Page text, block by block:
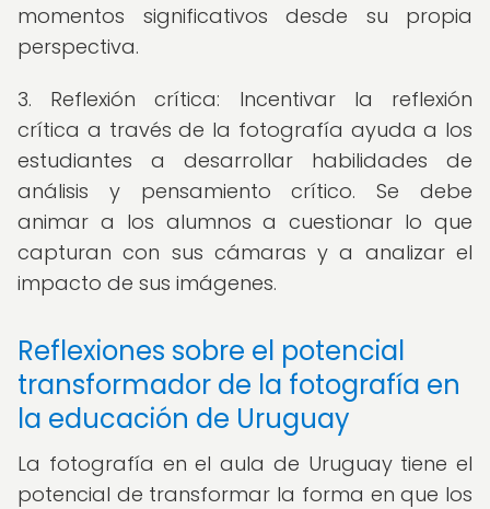
momentos significativos desde su propia
perspectiva.
3. Reflexión crítica: Incentivar la reflexión
crítica a través de la fotografía ayuda a los
estudiantes a desarrollar habilidades de
análisis y pensamiento crítico. Se debe
animar a los alumnos a cuestionar lo que
capturan con sus cámaras y a analizar el
impacto de sus imágenes.
Reflexiones sobre el potencial
transformador de la fotografía en
la educación de Uruguay
La fotografía en el aula de Uruguay tiene el
potencial de transformar la forma en que los